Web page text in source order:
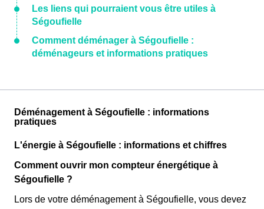
Les liens qui pourraient vous être utiles à
Ségoufielle
Comment déménager à Ségoufielle :
déménageurs et informations pratiques
Déménagement à Ségoufielle : informations
pratiques
L'énergie à Ségoufielle : informations et chiffres
Comment ouvrir mon compteur énergétique à
Ségoufielle ?
Lors de votre déménagement à Ségoufielle, vous devez